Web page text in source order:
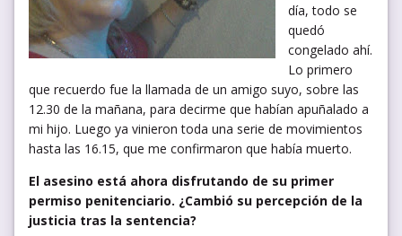
día, todo se
quedó
congelado ahí.
Lo primero
que recuerdo fue la llamada de un amigo suyo, sobre las
12.30 de la mañana, para decirme que habían apuñalado a
mi hijo. Luego ya vinieron toda una serie de movimientos
hasta las 16.15, que me confirmaron que había muerto.
El asesino está ahora disfrutando de su primer
permiso penitenciario. ¿Cambió su percepción de la
justicia tras la sentencia?